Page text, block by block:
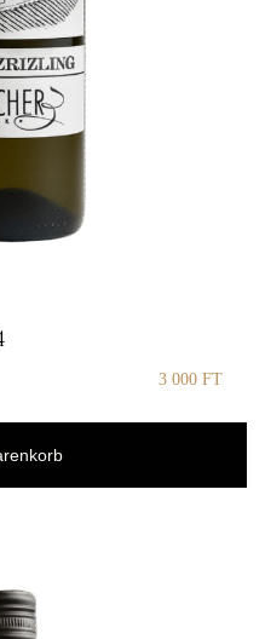
3 000 FT